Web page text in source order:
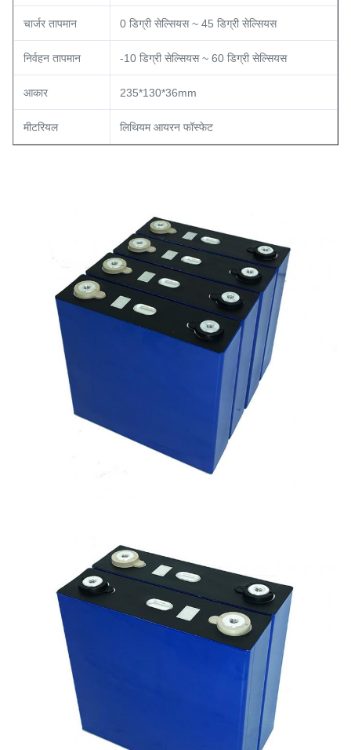
चार्जर तापमान 0 डिग्री सेल्सियस ~ 45 डिग्री सेल्सियस
निर्वहन तापमान -10 डिग्री सेल्सियस ~ 60 डिग्री सेल्सियस
आकार 235*130*36mm
मीटरियल लिथियम आयरन फॉस्फेट